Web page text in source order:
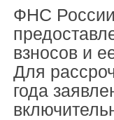
ФНС
взносов и
Для
года